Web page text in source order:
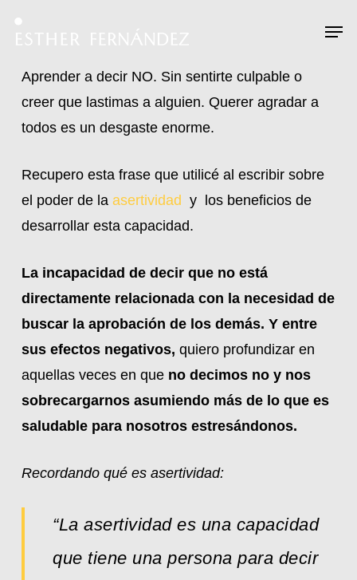
content
Aprender a decir NO. Sin sentirte culpable o
creer que lastimas a alguien. Querer agradar a
todos es un desgaste enorme.
Recupero esta frase que utilicé al escribir sobre
el poder de la asertividad y los beneficios de
desarrollar esta capacidad.
La incapacidad de decir que no está
directamente relacionada con la necesidad de
buscar la aprobación de los demás. Y entre
sus efectos negativos, quiero profundizar en
aquellas veces en que no decimos no y nos
sobrecargarnos asumiendo más de lo que es
saludable para nosotros estresándonos.
Recordando qué es asertividad:
“La asertividad es una capacidad
que tiene una persona para decir